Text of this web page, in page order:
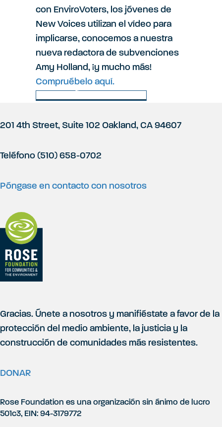
i
t
i
o
con EnviroVoters, los jóvenes de
New Voices utilizan el vídeo para
implicarse, conocemos a nuestra
nueva redactora de subvenciones
Amy Holland, ¡y mucho más!
Compruébelo aquí.
Volver a Últimas noticias
P
i
e
d
e
p
á
g
i
201 4th Street, Suite 102 Oakland, CA 94607
Teléfono (510) 658-0702
Póngase en contacto con nosotros
Gracias. Únete a nosotros y manifiéstate a favor de la
protección del medio ambiente, la justicia y la
construcción de comunidades más resistentes.
DONAR
Rose Foundation es una organización sin ánimo de lucro
501c3, EIN: 94-3179772